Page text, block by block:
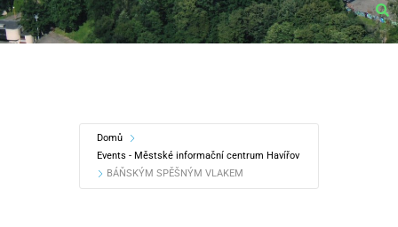
Domů
Events - Městské informační centrum Havířov
BÁŇSKÝM SPĚŠNÝM VLAKEM